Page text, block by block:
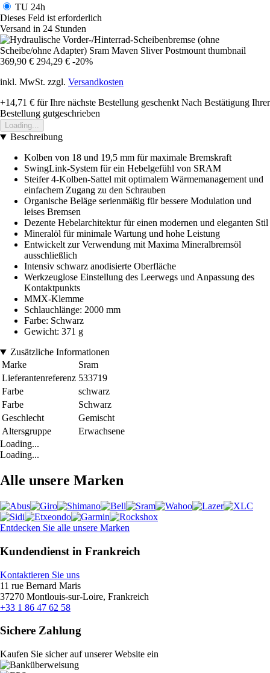
TU 24h
Dieses Feld ist erforderlich
Versand in 24 Stunden
369,90 € 294,29 € -20%
inkl. MwSt. zzgl. Versandkosten
+14,71 € für Ihre nächste Bestellung geschenkt Nach Bestätigung Ihrer
Bestellung gutgeschrieben
Loading...
Beschreibung
Kolben von 18 und 19,5 mm für maximale Bremskraft
SwingLink-System für ein Hebelgefühl von SRAM
Steifer 4-Kolben-Sattel mit optimalem Wärmemanagement und
einfachem Zugang zu den Schrauben
Organische Beläge serienmäßig für bessere Modulation und
leises Bremsen
Dezente Hebelarchitektur für einen modernen und eleganten Stil
Mineralöl für minimale Wartung und hohe Leistung
Entwickelt zur Verwendung mit Maxima Mineralbremsöl
ausschließlich
Intensiv schwarz anodisierte Oberfläche
Werkzeuglose Einstellung des Leerwegs und Anpassung des
Kontaktpunkts
MMX-Klemme
Schlauchlänge: 2000 mm
Farbe: Schwarz
Gewicht: 371 g
Zusätzliche Informationen
Marke
Sram
Lieferantenreferenz 533719
Farbe
schwarz
Farbe
Schwarz
Geschlecht
Gemischt
Altersgruppe
Erwachsene
Loading...
Loading...
Alle unsere Marken
Entdecken Sie alle unsere Marken
Kundendienst in Frankreich
Kontaktieren Sie uns
11 rue Bernard Maris
37270 Montlouis-sur-Loire, Frankreich
+33 1 86 47 62 58
Sichere Zahlung
Kaufen Sie sicher auf unserer Website ein